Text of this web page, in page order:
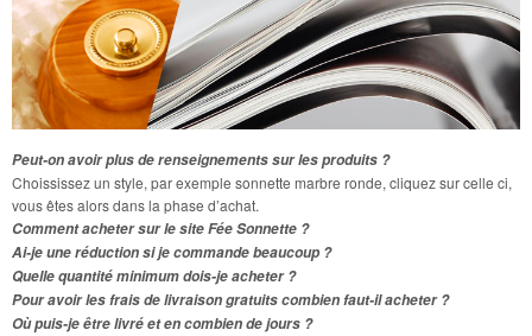
Peut-on avoir plus de renseignements sur les produits ?
Choississez un style, par exemple sonnette marbre ronde, cliquez sur celle ci,
vous êtes alors dans la phase d’achat.
Comment acheter sur le site Fée Sonnette ?
Ai-je une réduction si je commande beaucoup ?
Quelle quantité minimum dois-je acheter ?
Pour avoir les frais de livraison gratuits combien faut-il acheter ?
Où puis-je être livré et en combien de jours ?